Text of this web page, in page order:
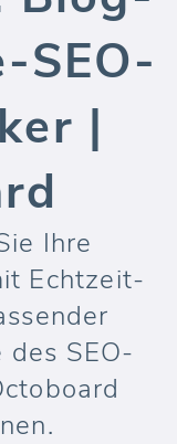
SEO-
|
Ihre
Echtzeit-
SEO-